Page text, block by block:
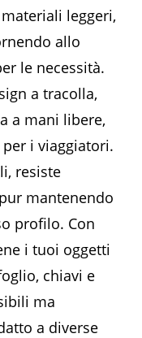
leggeri,
allo
le necessità.
a tracolla,
a mani libere,
i viaggiatori.
resiste
mantenendo
profilo. Con
i tuoi oggetti
chiavi e
ma
a diverse